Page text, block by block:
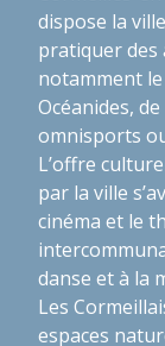
dispose la
pratiquer des
notamment
Océanides,
omnisports
L’offre
par la ville
cinéma et le
danse et à la
Les
espaces